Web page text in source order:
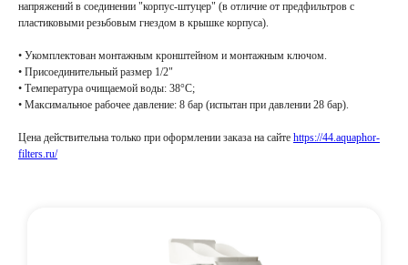
напряжений в соединении "корпус-штуцер" (в отличие от предфильтров с
пластиковыми резьбовым гнездом в крышке корпуса).
• Укомплектован монтажным кронштейном и монтажным ключом.
• Присоединительный размер 1/2"
• Температура очищаемой воды: 38°C;
• Максимальное рабочее давление: 8 бар (испытан при давлении 28 бар).
Цена действительна только при оформлении заказа на сайте https://44.aquaphor-
filters.ru/